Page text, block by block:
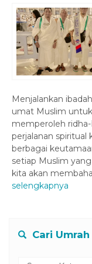
Menjalankan
umat Muslim
memperoleh
perjalanan spiritual
berbagai
setiap Muslim
kita akan
selengkapnya
Cari